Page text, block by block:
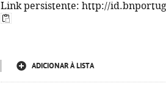
Link persistente: http://
ADICIONAR À LISTA